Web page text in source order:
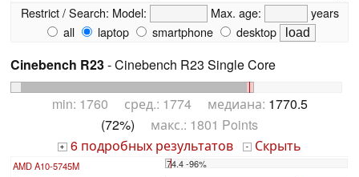
Restrict / Search: Model: Max. age:
years
all
laptop smartphone desktop
Cinebench R23- Cinebench R23 Single Core
min: 1760 сред.: 1774 медиана: 1770.5
(72%) макс.: 1801 Points
+ 6 подробных результатов - Скрыть
AMD A10-5745M 74.4 -96%